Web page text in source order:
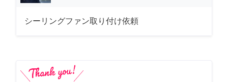
シーリングファン取り付け依頼